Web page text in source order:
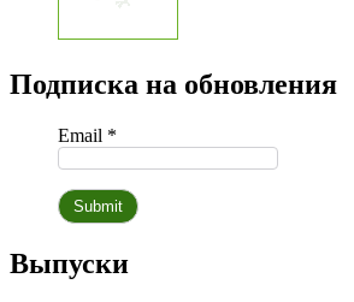
Подписка на обновления
Email *
Выпуски